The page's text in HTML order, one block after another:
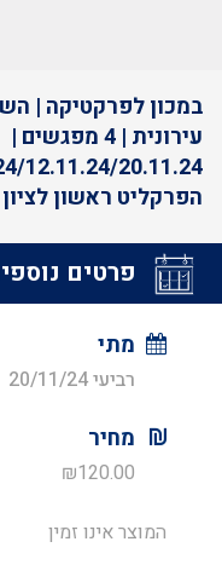
במכון לפרקטיקה |
עירונית | 4 מפגשים |
הפרקליט ראשון לציון
פרטים
מתי
רביעי 20/11/24
מחיר
₪120.00
המוצר אינו זמין